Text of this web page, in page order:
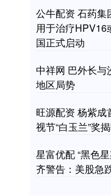
公牛配资 石药集
用于治疗HPV16
国正式启动
中祥网 巴外长与
地区局势
旺源配资 杨紫
视节“白玉兰”奖
星富优配 “黑色
齐警告：美股急